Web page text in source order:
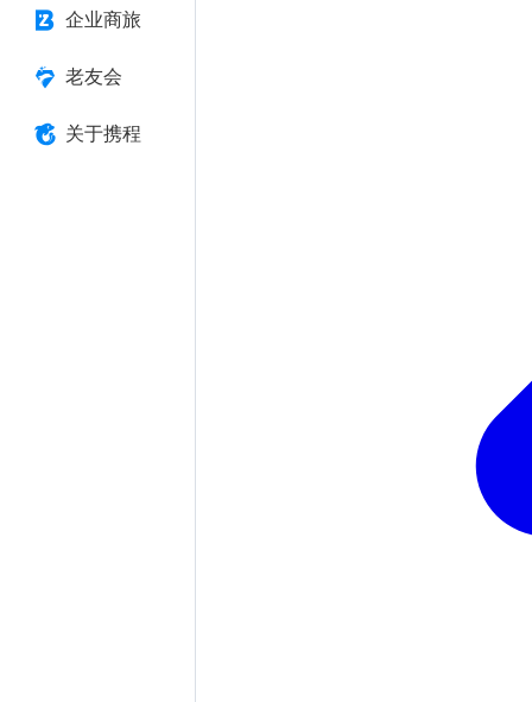
企业商旅
老友会
关于携程